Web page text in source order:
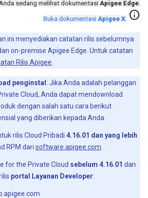
sedang melihat dokumentasi Apigee Edge.
Buka dokumentasi Apigee X. info
ini menyediakan catatan rilis sebelumnya
on-premise Apigee Edge. Untuk catatan
Rilis Apigee
penginstal : Jika Anda adalah pelanggan
Cloud, Anda dapat mendownload
dengan salah satu cara berikut
yang diberikan kepada Anda.
rilis Cloud Pribadi 4.16.01 dan yang lebih
RPM dari software.apigee.com
for the Private Cloud sebelum 4.16.01 dan
portal Layanan Developer: